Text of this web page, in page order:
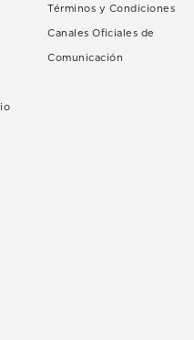
Términos y Condiciones
Canales Oficiales de
Comunicación